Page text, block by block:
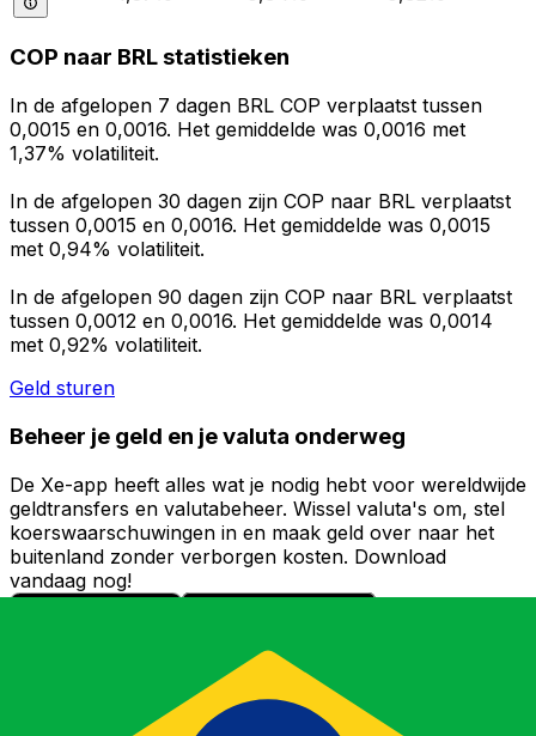
COP naar BRL statistieken
In de afgelopen 7 dagen BRL COP verplaatst tussen
0,0015 en 0,0016. Het gemiddelde was 0,0016 met
1,37% volatiliteit.
In de afgelopen 30 dagen zijn COP naar BRL verplaatst
tussen 0,0015 en 0,0016. Het gemiddelde was 0,0015
met 0,94% volatiliteit.
In de afgelopen 90 dagen zijn COP naar BRL verplaatst
tussen 0,0012 en 0,0016. Het gemiddelde was 0,0014
met 0,92% volatiliteit.
Geld sturen
Beheer je geld en je valuta onderweg
De Xe-app heeft alles wat je nodig hebt voor wereldwijde
geldtransfers en valutabeheer. Wissel valuta's om, stel
koerswaarschuwingen in en maak geld over naar het
buitenland zonder verborgen kosten. Download
vandaag nog!